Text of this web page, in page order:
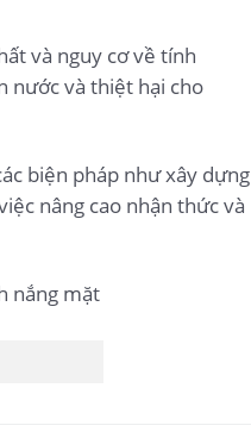
và nguy cơ về tính
nước và thiệt hại cho
biện pháp như xây dựng
nâng cao nhận thức và